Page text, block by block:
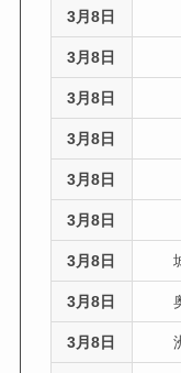
3月8日
3月8日
3月8日
3月8日
3月8日
3月8日
3月8日
3月8日
3月8日